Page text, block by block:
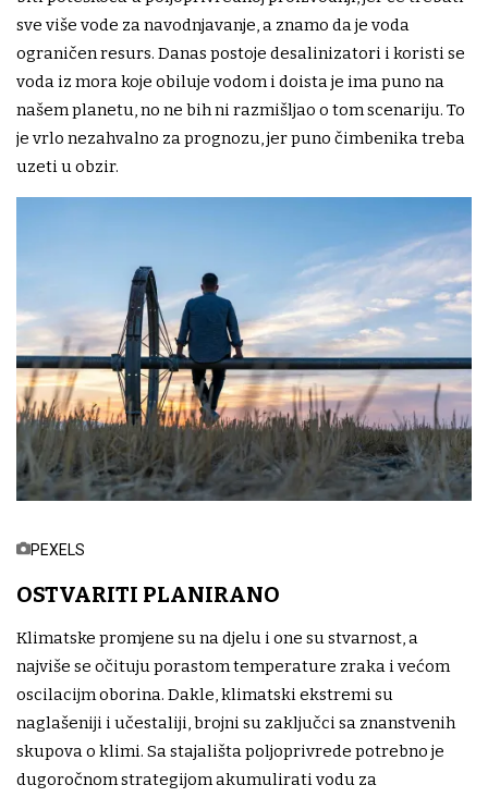
sve više vode za navodnjavanje, a znamo da je voda
ograničen resurs. Danas postoje desalinizatori i koristi se
voda iz mora koje obiluje vodom i doista je ima puno na
našem planetu, no ne bih ni razmišljao o tom scenariju. To
je vrlo nezahvalno za prognozu, jer puno čimbenika treba
uzeti u obzir.
PEXELS
OSTVARITI PLANIRANO
Klimatske promjene su na djelu i one su stvarnost, a
najviše se očituju porastom temperature zraka i većom
oscilacijm oborina. Dakle, klimatski ekstremi su
naglašeniji i učestaliji, brojni su zaključci sa znanstvenih
skupova o klimi. Sa stajališta poljoprivrede potrebno je
dugoročnom strategijom akumulirati vodu za